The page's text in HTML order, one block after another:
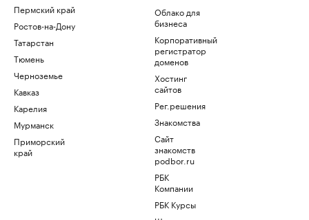
Пермский край
Ростов-на-Дону
Татарстан
Тюмень
Черноземье
Кавказ
Карелия
Мурманск
Приморский
край
Облако для
бизнеса
Корпоративный
регистратор
доменов
Хостинг
сайтов
Рег.решения
Знакомства
Сайт
знакомств
podbor.ru
РБК
Компании
РБК Курсы